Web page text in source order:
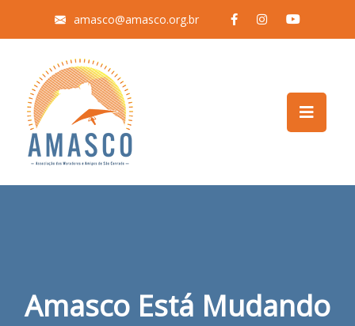
amasco@amasco.org.br
Amasco Está Mudando